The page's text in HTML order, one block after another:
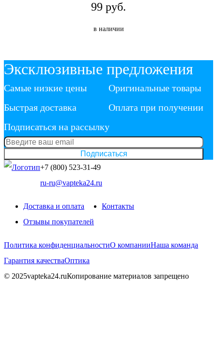
99 руб.
в наличии
Эксклюзивные предложения
Самые низкие цены
Быстрая доставка
Оригинальные товары
Оплата при получении
Подписаться на рассылку
Подписаться
+7 (800) 523-31-49
ru-ru@vapteka24.ru
Доставка и оплата
Отзывы покупателей
Контакты
Политика конфиденциальностиО компанииНаша команда
Гарантия качестваОптика
© 2025vapteka24.ruКопирование материалов запрещено